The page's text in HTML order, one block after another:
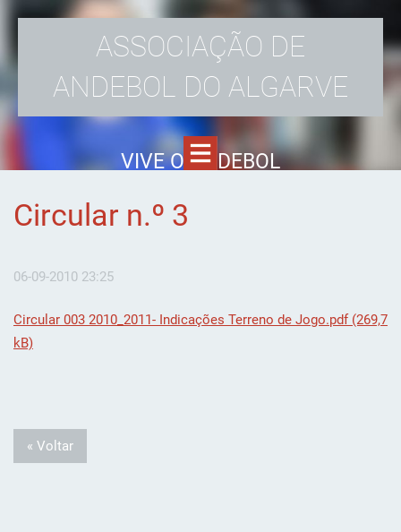
ASSOCIAÇÃO DE
ANDEBOL DO ALGARVE
VIVE O ANDEBOL
Circular n.º 3
06-09-2010 23:25
Circular 003 2010_2011- Indicações Terreno de Jogo.pdf (269,7
kB)
« Voltar